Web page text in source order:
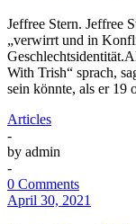
Jeffree Stern. Jeffree
„verwirrt und in
With Trish“ sprach,
sein könnte, als er 19
Articles
-
by admin
-
0 Comments
April 30, 2021